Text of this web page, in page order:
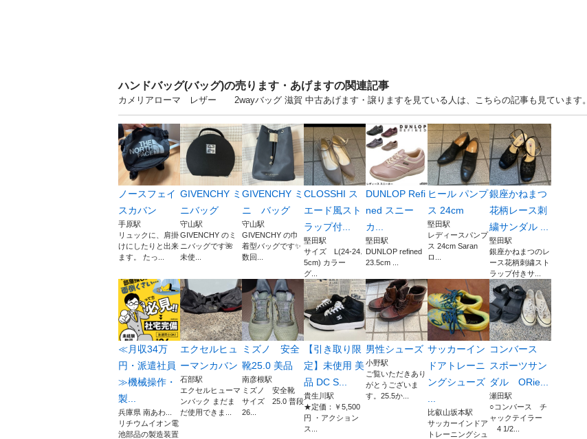
ハンドバッグ(バッグ)の売ります・あげますの関連記事
カメリアローマ レザー 2wayバッグ 滋賀 中古あげます・譲りますを見ている人は、こちらの記事も見ています。
ノースフェイ
スカバン
手原駅
リュックに、肩掛
けにしたりと出来
ます。 たっ...
GIVENCHY ミ
ニバッグ
守山駅
GIVENCHY のミ
ニバッグです🌺
未使...
GIVENCHY ミ
ニ バッグ
守山駅
GIVENCHY の巾
着型バッグです✨
数回...
CLOSSHI ス
エード風スト
ラップ付...
堅田駅
サイズ L(24-24.
5cm) カラー
グ...
DUNLOP Refi
ned スニー
カ...
堅田駅
DUNLOP refined
23.5cm ...
ヒール パンプ
ス 24cm
堅田駅
レディースパンプ
ス 24cm Saran
ロ...
銀座かねまつ
花柄レース刺
繍サンダル ...
堅田駅
銀座かねまつのレ
ース花柄刺繍スト
ラップ付きサ...
≪月収34万
円・派遣社員
≫機械操作・
製...
兵庫県 南あわ...
リチウムイオン電
池部品の製造装置
エクセルヒュ
ーマンカバン
石部駅
エクセルヒューマ
ンバック まだま
だ使用できま...
ミズノ 安全
靴25.0 美品
南彦根駅
ミズノ 安全靴
サイズ 25.0 普段
26...
【引き取り限
定】未使用 美
品 DC S...
貴生川駅
★定価：￥5,500
円 ・アクション
ス...
男性シューズ
小野駅
ご覧いただきあり
がとうございま
す。25.5か...
サッカーイン
ドアトレーニ
ングシューズ
比叡山坂本駅
サッカーインドア
トレーニングシュ
コンバース
スポーツサン
ダル ORie...
瀬田駅
○コンバース チ
ャックテイラー
4 1/2...